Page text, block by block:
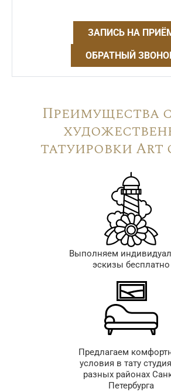
ЗАПИСЬ НА
ОБРАТНЫЙ
Преимущества
татуировки Art
Выполняем
эскизы бесплатно
Предлагаем
условия в тату
разных районах
Петербурга